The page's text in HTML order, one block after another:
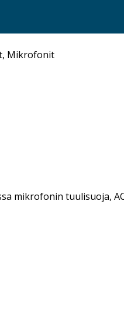
, Mikrofonit
mikrofonin tuulisuoja,